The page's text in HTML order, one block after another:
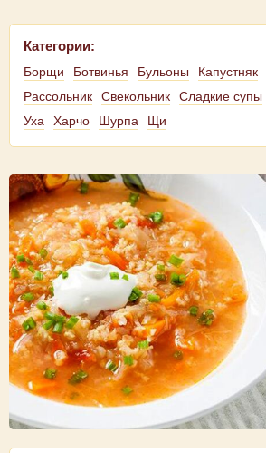
Категории:
Борщи Ботвинья Бульоны Капустняк
Рассольник
Свекольник Сладкие супы
Уха
Харчо Шурпа Щи